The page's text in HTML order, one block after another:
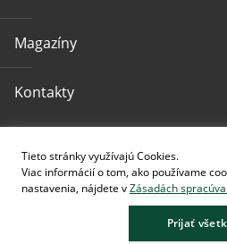
Tieto stránky využívajú Cookies.
Viac informácií o tom, ako používame
nastavenia, nájdete vZásadách
Prijať
Magazíny
Kontakty